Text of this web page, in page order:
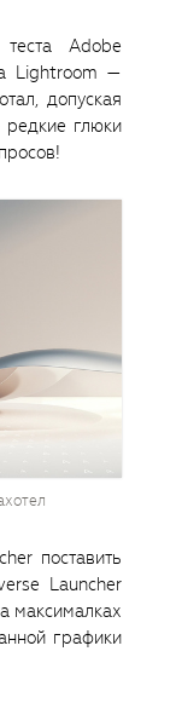
Adobe
Lightroom —
допуская
глюки
поставить
Launcher
максималках
графики